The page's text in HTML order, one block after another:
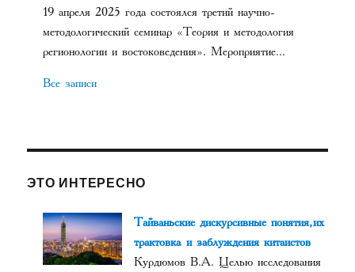
19 апреля 2025 года состоялся третий научно-
методологический семинар «Теория и методология
регионологии и востоковедения». Мероприятие...
Все записи
ЭТО ИНТЕРЕСНО
Тайваньские дискурсивные понятия, их
трактовка и заблуждения китаистов
Курдюмов В.А. Целью исследования